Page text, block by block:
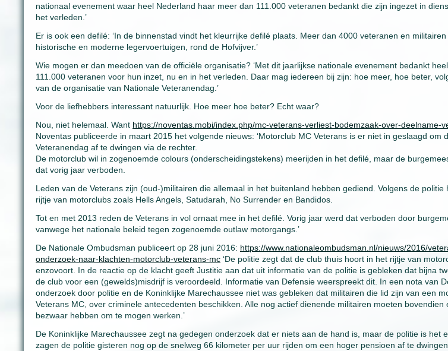
nationaal evenement waar heel Nederland haar meer dan 111.000 veteranen bedankt die zijn ingezet in
het verleden.’
Er is ook een defilé: ‘In de binnenstad vindt het kleurrijke defilé plaats. Meer dan 4000 veteranen en
historische en moderne legervoertuigen, rond de Hofvijver.’
Wie mogen er dan meedoen van de officiële organisatie? ‘Met dit jaarlijkse nationale evenement bedankt
111.000 veteranen voor hun inzet, nu en in het verleden. Daar mag iedereen bij zijn: hoe meer, hoe beter,
van de organisatie van Nationale Veteranendag.’
Voor de liefhebbers interessant natuurlijk. Hoe meer hoe beter? Echt waar?
Nou, niet helemaal. Want https://noventas.mobi/index.php/mc-veterans-verliest-bodemzaak-over-deelname-
Noventas publiceerde in maart 2015 het volgende nieuws: ‘Motorclub MC Veterans is er niet in geslaagd om
Veteranendag af te dwingen via de rechter.
De motorclub wil in zogenoemde colours (onderscheidingstekens) meerijden in het defilé, maar de
dat vorig jaar verboden.
Leden van de Veterans zijn (oud-)militairen die allemaal in het buitenland hebben gediend. Volgens de politie
rijtje van motorclubs zoals Hells Angels, Satudarah, No Surrender en Bandidos.
Tot en met 2013 reden de Veterans in vol ornaat mee in het defilé. Vorig jaar werd dat verboden door
vanwege het nationale beleid tegen zogenoemde outlaw motorgangs.’
De Nationale Ombudsman publiceert op 28 juni 2016: https://www.nationaleombudsman.nl/nieuws/2016/
onderzoek-naar-klachten-motorclub-veterans-mc ‘De politie zegt dat de club thuis hoort in het rijtje van
enzovoort. In de reactie op de klacht geeft Justitie aan dat uit informatie van de politie is gebleken dat bijna
de club voor een (gewelds)misdrijf is veroordeeld. Informatie van Defensie weerspreekt dit. In een nota van
onderzoek door politie en de Koninklijke Marechaussee niet was gebleken dat militairen die lid zijn van een
Veterans MC, over criminele antecedenten beschikken. Alle nog actief dienende militairen moeten bovendien
bezwaar hebben om te mogen werken.’
De Koninklijke Marechaussee zegt na gedegen onderzoek dat er niets aan de hand is, maar de politie is het
zagen de politie gisteren nog op de snelweg 66 kilometer per uur rijden om een hoger pensioen af te